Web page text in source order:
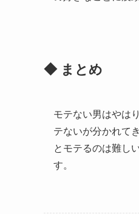
◆ まとめ
モテない男はやは
テないが分かれて
とモテるのは難し
す。